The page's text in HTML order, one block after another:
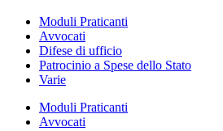
Moduli Praticanti
Avvocati
Difese di ufficio
Patrocinio a Spese dello Stato
Varie
Moduli Praticanti
Avvocati